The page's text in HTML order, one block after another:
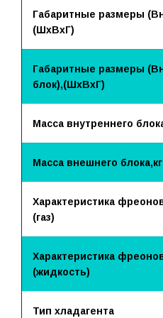
Габаритные размеры
(ШхВхГ)
Габаритные размеры
блок),(ШхВхГ)
Масса внутреннего
Масса внешнего блока,кг
Характеристика
(газ)
Характеристика
(жидкость)
Тип хладагента